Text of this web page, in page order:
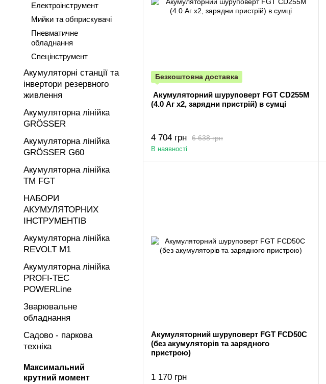
Безкоштовна доставка
Акумуляторний шуруповерт FGT CD255M
(4.0 Аг х2, зарядни пристрій) в сумці
6 638 грн
4 704 грн
В наявності
Акумуляторний шуруповерт FGT FCD50C
(без акумуляторів та зарядного
пристрою)
1 170 грн
Електроінструмент
Мийки та обприскувачі
Пневматичне
обладнання
Спецінструмент
Акумуляторні станції та
інвертори резервного
живлення
Акумуляторна лінійка
GRÖSSER
Акумуляторна лінійка
GRÖSSER G60
Акумуляторна лінійка
ТМ FGT
НАБОРИ
АКУМУЛЯТОРНИХ
ІНСТРУМЕНТІВ
Акумуляторна лінійка
REVOLT М1
Акумуляторна лінійка
PROFI-TEC
POWERLine
Зварювальне
обладнання
Садово - паркова
техніка
Максимальний
крутний момент